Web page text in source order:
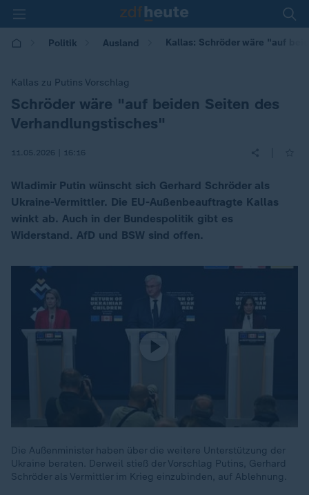
Politik Ausland Kallas: Schröder wäre "auf
Kallas zu Putins Vorschlag
:
Schröder wäre "auf beiden Seiten des
Verhandlungstisches"
11.05.2026 | 16:16
Wladimir Putin wünscht sich Gerhard Schröder als
Ukraine-Vermittler. Die EU-Außenbeauftragte Kallas
winkt ab. Auch in der Bundespolitik gibt es
Widerstand. AfD und BSW sind offen.
Die Außenminister haben über die weitere Unterstützung der
Ukraine beraten. Derweil stieß der Vorschlag Putins, Gerhard
Schröder als Vermittler im Krieg einzubinden, auf Ablehnung.